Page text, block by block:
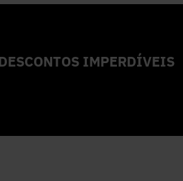
IMPERDÍVEIS